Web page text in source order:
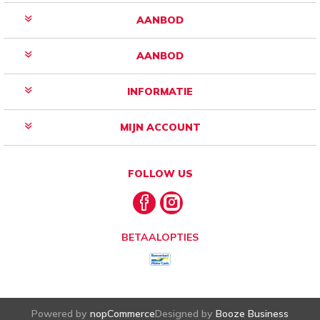
AANBOD
AANBOD
INFORMATIE
MIJN ACCOUNT
FOLLOW US
BETAALOPTIES
Powered by nopCommerceDesigned by Booze Business